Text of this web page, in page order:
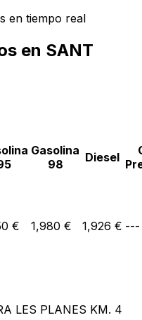
en tiempo real
en SANT
Gasolina
98
Diesel
€ 1,980 € 1,926 € ---
LES PLANES KM. 4